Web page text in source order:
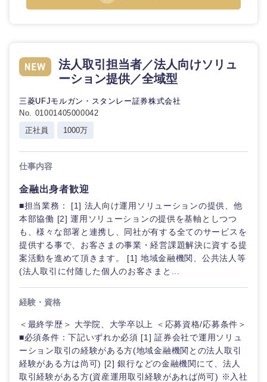
法人取引担当者／法人向けソリュ
ーション提供／全域型
三菱UFJモルガン・スタンレー証券株式会社
No. 01001405000042
正社員
1000万
仕事内容
金融出身者歓迎
■担当業務： [1] 法人向け運用ソリューションの提供、他
本部協働 [2] 運用ソリューションの提供を基軸としつつ
も、様々な部署と連携し、同社が有する全てのサービスを
提供する事で、お客さまの事業・経営課題解決に資する提
案活動を進めて頂きます。 [1] 地域金融機関、公共法人等
(法人取引に付随した個人のお客さまと...
経験・資格
＜最終学歴＞ 大学院、大学卒以上 ＜応募資格/応募条件＞
■必須条件：下記いずれか必須 [1] 証券会社で運用ソリュ
ーション取引の経験がある方(地域金融機関との法人取引
経験がある方は尚可) [2] 銀行などの金融機関にて、法人
取引経験がある方(資産運用取引経験があれば尚可) ※入社